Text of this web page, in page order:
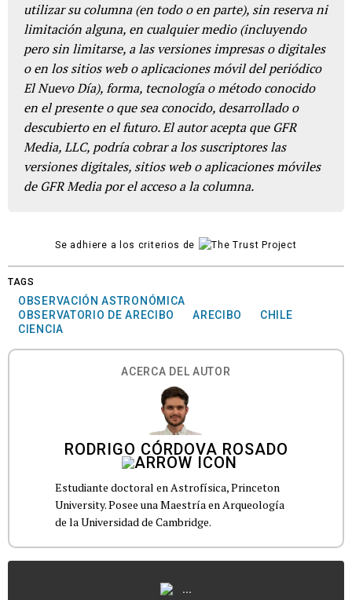
utilizar su columna (en todo o en parte), sin reserva ni
limitación alguna, en cualquier medio (incluyendo
pero sin limitarse, a las versiones impresas o digitales
o en los sitios web o aplicaciones móvil del periódico
El Nuevo Día), forma, tecnología o método conocido
en el presente o que sea conocido, desarrollado o
descubierto en el futuro. El autor acepta que GFR
Media, LLC, podría cobrar a los suscriptores las
versiones digitales, sitios web o aplicaciones móviles
de GFR Media por el acceso a la columna.
Se adhiere a los criterios de
TAGS
OBSERVACIÓN ASTRONÓMICA
OBSERVATORIO DE ARECIBO
ARECIBO
CHILE
CIENCIA
ACERCA DEL AUTOR
RODRIGO CÓRDOVA ROSADO
Estudiante doctoral en Astrofísica, Princeton
University. Posee una Maestría en Arqueología
de la Universidad de Cambridge.
...